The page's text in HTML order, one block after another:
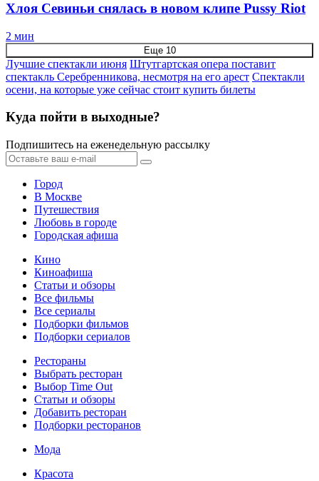
Хлоя Севиньи снялась в новом клипе Pussy Riot
2 мин
Еще 10
Лучшие спектакли июня Штутгартская опера поставит
спектакль Серебренникова, несмотря на его арест Спектакли
осени, на которые уже сейчас стоит купить билеты
Куда пойти в выходные?
Подпишитесь на еженедельную рассылку
Город
В Москве
Путешествия
Любовь в городе
Городская афиша
Кино
Киноафиша
Статьи и обзоры
Все фильмы
Все сериалы
Подборки фильмов
Подборки сериалов
Рестораны
Выбрать ресторан
Выбор Time Out
Статьи и обзоры
Добавить ресторан
Подборки ресторанов
Мода
Красота